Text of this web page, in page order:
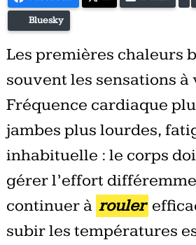
Bluesky
Les premières chaleurs
souvent les sensations à
Fréquence cardiaque
jambes plus lourdes,
inhabituelle : le corps
gérer l’effort
continuer à rouler
subir les températures